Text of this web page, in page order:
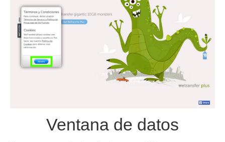
Ventana de datos